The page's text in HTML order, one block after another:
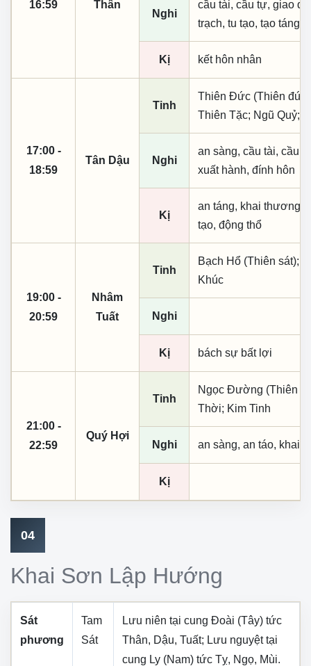
16:59
Thân
Nghi
cầu tài, cầu tự, giao
trạch, tu tạo, tạo táng,
Kị kết hôn nhân
17:00 -
18:59
Tân Dậu
Tinh
Thiên Đức (Thiên
Thiên Tặc; Ngũ Quỷ;
Nghi
an sàng, cầu tài, cầu
xuất hành, đính hôn
Kị
an táng, khai thương
tạo, động thổ
19:00 -
20:59
Nhâm
Tuất
Tinh
Bạch Hổ (Thiên sát);
Khúc
Nghi
Kị bách sự bất lợi
21:00 -
22:59
Quý Hợi
Tinh
Ngọc Đường (Thiên
Thời; Kim Tinh
Nghi an sàng, an táo, khai
Kị
04
Khai Sơn Lập Hướng
Sát
phương
Tam
Sát
Lưu niên tại cung Đoài (Tây) tức
Thân, Dậu, Tuất; Lưu nguyệt tại
cung Ly (Nam) tức Tỵ, Ngọ, Mùi.